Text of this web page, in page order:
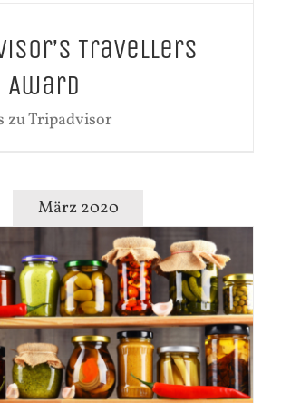
Travellers
Award
zu Tripadvisor
März 2020